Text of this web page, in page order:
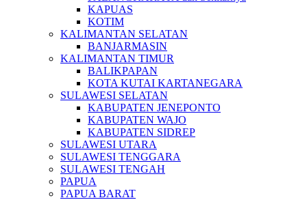
KAPUAS
KOTIM
KALIMANTAN SELATAN
BANJARMASIN
KALIMANTAN TIMUR
BALIKPAPAN
KOTA KUTAI KARTANEGARA
SULAWESI SELATAN
KABUPATEN JENEPONTO
KABUPATEN WAJO
KABUPATEN SIDREP
SULAWESI UTARA
SULAWESI TENGGARA
SULAWESI TENGAH
PAPUA
PAPUA BARAT